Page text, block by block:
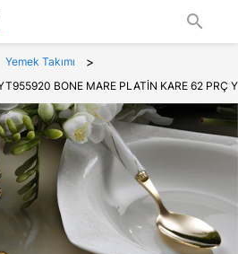
search
Yemek Takımı >
BONE MARE PLATİN KARE 62 PRÇ